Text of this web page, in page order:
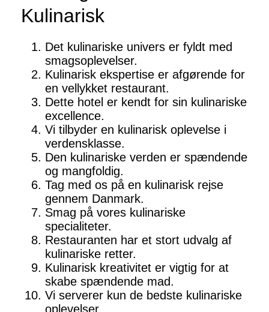
Kulinarisk
Det kulinariske univers er fyldt med
smagsoplevelser.
Kulinarisk ekspertise er afgørende for
en vellykket restaurant.
Dette hotel er kendt for sin kulinariske
excellence.
Vi tilbyder en kulinarisk oplevelse i
verdensklasse.
Den kulinariske verden er spændende
og mangfoldig.
Tag med os på en kulinarisk rejse
gennem Danmark.
Smag på vores kulinariske
specialiteter.
Restauranten har et stort udvalg af
kulinariske retter.
Kulinarisk kreativitet er vigtig for at
skabe spændende mad.
Vi serverer kun de bedste kulinariske
oplevelser.